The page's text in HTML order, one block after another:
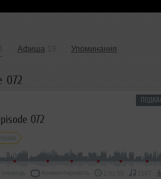
Афиша Упоминания
072
072
В очередь Комментировать 1:01:55 1167